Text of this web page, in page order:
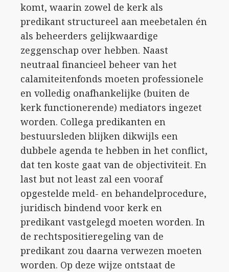
komt, waarin zowel de kerk als
predikant structureel aan meebetalen én
als beheerders gelijkwaardige
zeggenschap over hebben. Naast
neutraal financieel beheer van het
calamiteitenfonds moeten professionele
en volledig onafhankelijke (buiten de
kerk functionerende) mediators ingezet
worden. Collega predikanten en
bestuursleden blijken dikwijls een
dubbele agenda te hebben in het conflict,
dat ten koste gaat van de objectiviteit. En
last but not least zal een vooraf
opgestelde meld- en behandelprocedure,
juridisch bindend voor kerk en
predikant vastgelegd moeten worden. In
de rechtspositieregeling van de
predikant zou daarna verwezen moeten
worden. Op deze wijze ontstaat de